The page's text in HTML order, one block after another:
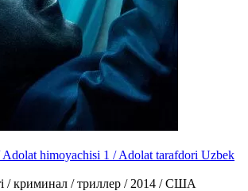
himoyachisi 1 / Adolat tarafdori Uzbek
/ криминал / триллер / 2014 / США